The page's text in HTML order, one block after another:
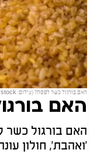
האם בורגול כשר לפסח? (צילום: Ivan Masiuk/shutterstock)
האם
האם בורגול כשר
'ואהבת', חולון